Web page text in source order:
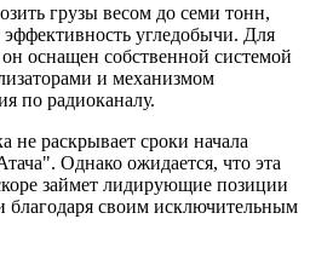
грузы весом до семи тонн,
угледобычи. Для
оснащен собственной системой
и механизмом
по радиоканалу.
не раскрывает сроки начала
Однако ожидается, что эта
займет лидирующие позиции
благодаря своим исключительным